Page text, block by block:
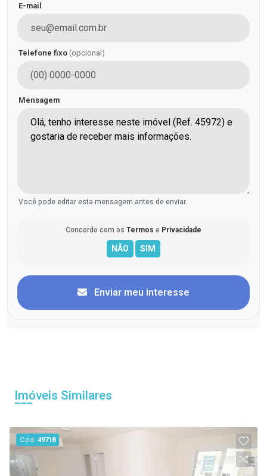
E-mail
Telefone fixo (opcional)
Mensagem
Você pode editar esta mensagem antes de enviar.
Concordo com os Termos e Privacidade
Enviar meu interesse
Imóveis Similares
Cód.49718